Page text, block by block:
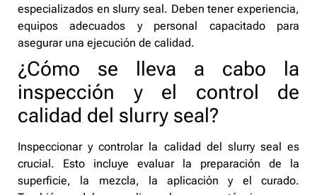
especializados en slurry seal. Deben tener experiencia,
equipos adecuados y personal capacitado para
asegurar una ejecución de calidad.
¿Cómo se lleva a cabo la
inspección y el control de
calidad del slurry seal?
Inspeccionar y controlar la calidad del slurry seal es
crucial. Esto incluye evaluar la preparación de la
superficie, la mezcla, la aplicación y el curado.